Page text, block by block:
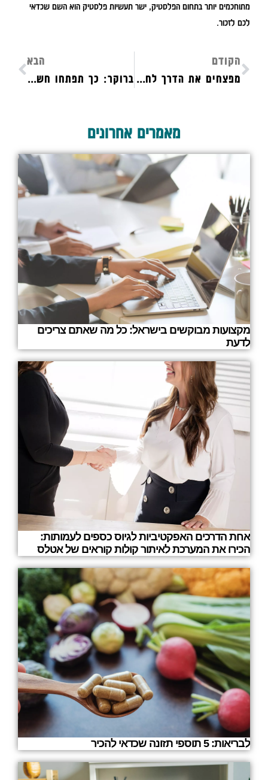
מתוחכמים יותר בתחום הפלסטיק, ישר תעשיות פלסטיק הוא השם שכדאי
לכם לזכור.
הקודם
מפצחים את הדרך לחירות כלכלית: מה היתרונות של רכישת דירה להשקעה?
הבא
ברוקר: כך תפתחו חשבון מסחר
מאמרים אחרונים
מקצועות מבוקשים בישראל: כל מה שאתם צריכים
לדעת
אחת הדרכים האפקטיביות לגיוס כספים לעמותות:
הכירו את המערכת לאיתור קולות קוראים של אטלס
לבריאות: 5 תוספי תזונה שכדאי להכיר